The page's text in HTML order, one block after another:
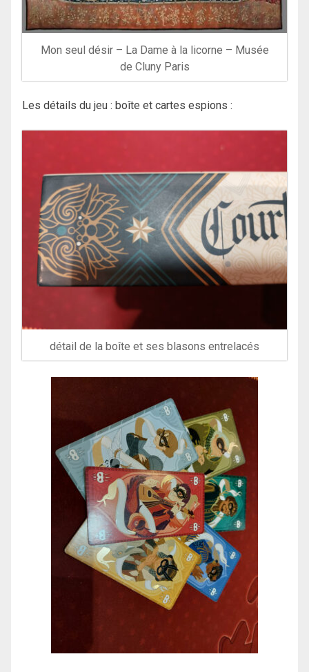
Mon seul désir – La Dame à la licorne – Musée
de Cluny Paris
Les détails du jeu : boîte et cartes espions :
détail de la boîte et ses blasons entrelacés